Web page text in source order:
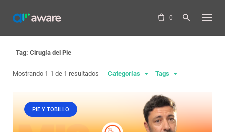
content
0
Tag: Cirugía del Pie
Mostrando 1-1 de 1 resultados Categorías Tags
PIE Y TOBILLO